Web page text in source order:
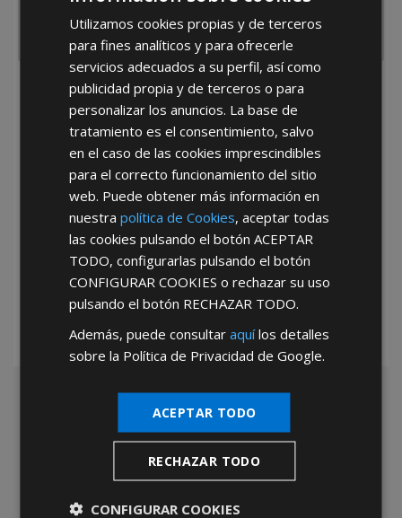
He leído y acepto la Política de Privacidad
*Abstenerse particulares, sólo venta a tiendas y empresas minoristas y
Utilizamos cookies propias y de terceros
para fines analíticos y para ofrecerle
servicios adecuados a su perfil, así como
publicidad propia y de terceros o para
personalizar los anuncios. La base de
tratamiento es el consentimiento, salvo
en el caso de las cookies imprescindibles
para el correcto funcionamiento del sitio
web. Puede obtener más información en
nuestrapolítica de Cookies, aceptar todas
las cookies pulsando el botónACEPTAR
TODO, configurarlas pulsando el botón
CONFIGURAR COOKIES o rechazar su uso
pulsando el botón RECHAZAR TODO.
Además, puede consultaraquílos detalles
sobre la Política de Privacidad de Google.
ACEPTAR TODO
RECHAZAR TODO
CONFIGURAR COOKIES